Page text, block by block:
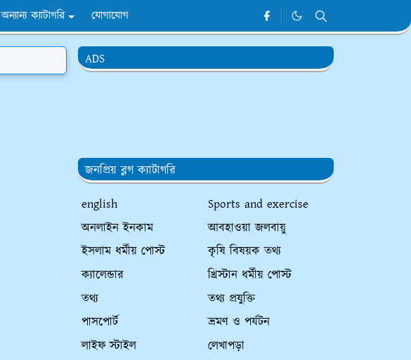
অন্যান্য ক্যাটাগরি যোগাযোগ
ADS
জনপ্রিয় ব্লগ ক্যাটাগরি
english
Sports and exercise
অনলাইন ইনকাম
আবহাওয়া জলবায়ু
ইসলাম ধর্মীয় পোস্ট
কৃষি বিষয়ক তথ্য
ক্যালেন্ডার
খ্রিস্টান ধর্মীয় পোস্ট
তথ্য
তথ্য প্রযুক্তি
পাসপোর্ট
ভ্রমণ ও পর্যটন
লাইফ স্টাইল
লেখাপড়া